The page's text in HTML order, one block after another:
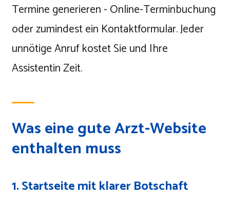
Termine generieren - Online-Terminbuchung
oder zumindest ein Kontaktformular. Jeder
unnötige Anruf kostet Sie und Ihre
Assistentin Zeit.
Was eine gute Arzt-Website
enthalten muss
1. Startseite mit klarer Botschaft